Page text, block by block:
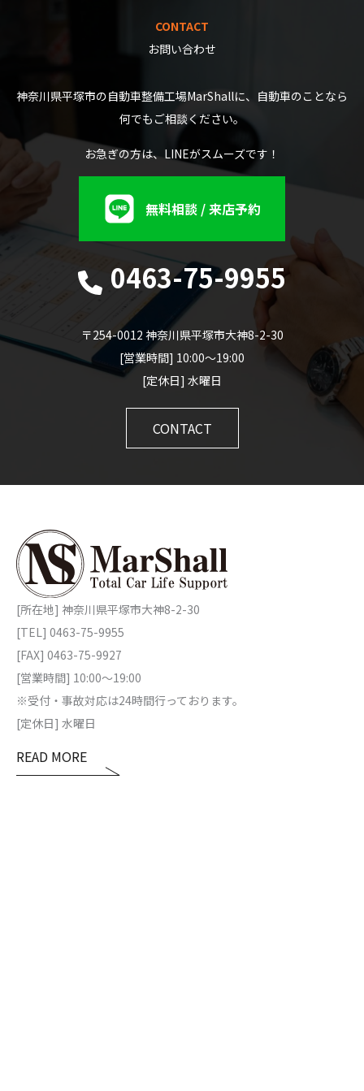
CONTACT
お問い合わせ
神奈川県平塚市の自動車整備工場MarShallに、自動車のことなら
何でもご相談ください。
お急ぎの方は、LINEがスムーズです！
無料相談 / 来店予約
0463-75-9955
〒254-0012 神奈川県平塚市大神8-2-30
[営業時間] 10:00～19:00
[定休日] 水曜日
CONTACT
[所在地] 神奈川県平塚市大神8-2-30
[TEL] 0463-75-9955
[FAX] 0463-75-9927
[営業時間] 10:00～19:00
※受付・事故対応は24時間行っております。
[定休日] 水曜日
READ MORE